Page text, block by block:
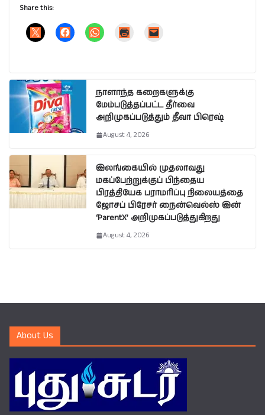
Share this:
நாளாந்த கறைகளுக்கு
மேம்படுத்தப்பட்ட தீர்வை
அறிமுகப்படுத்தும் தீவா பிரெஷ்
August 4, 2026
இலங்கையில் முதலாவது
மகப்பேற்றுக்குப் பிந்தைய
பிரத்தியேக பராமரிப்பு நிலையத்தை
ஜோசப் பிரேசர் நைன்வெல்ஸ் இன்
‘ParentX’ அறிமுகப்படுத்துகிறது
August 4, 2026
About Us